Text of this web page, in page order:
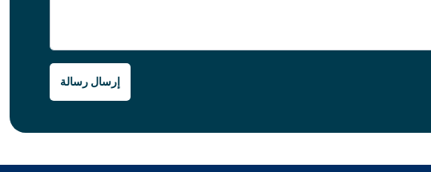
إرسال رسالة